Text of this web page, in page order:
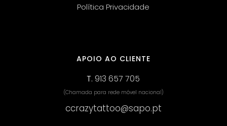
Política Privacidade
APOIO AO CLIENTE
T.913 657 705
(Chamada para rede móvel nacional)
ccrazytattoo@sapo.pt